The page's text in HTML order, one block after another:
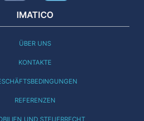
IMATICO
ÜBER UNS
KONTAKTE
REFERENZEN
UND STEUERRECHT